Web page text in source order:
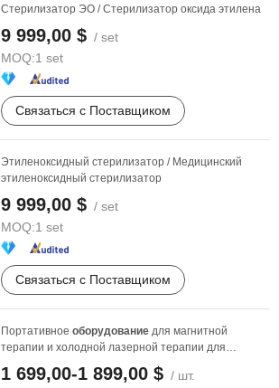
Стерилизатор ЭО / Стерилизатор оксида этилена
9 999,00 $ / set
MOQ:1 set
Связаться с Поставщиком
Этиленоксидный стерилизатор / Медицинский
этиленоксидный стерилизатор
9 999,00 $ / set
MOQ:1 set
Связаться с Поставщиком
Портативное оборудование для магнитной
терапии и холодной лазерной терапии для
1 699,00-1 899,00 $ / шт.